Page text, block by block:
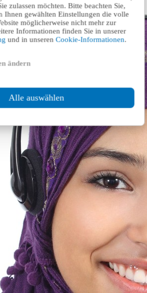
zulassen möchten. Bitte beachten Sie,
Ihnen gewählten Einstellungen die volle
möglicherweise nicht mehr zur
Informationen finden Sie in unserer
und in unserenCookie-Informationen.
ändern
Alle auswählen